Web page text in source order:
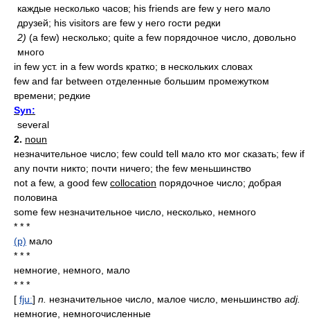
каждые несколько часов; his friends are few у него мало
друзей; his visitors are few у него гости редки
2) (а few) несколько; quite a few порядочное число, довольно
много
in few уст. in a few words кратко; в нескольких словах
few and far between отделенные большим промежутком
времени; редкие
Syn:
several
2. noun
незначительное число; few could tell мало кто мог сказать; few if
any почти никто; почти ничего; the few меньшинство
not a few, a good few collocation порядочное число; добрая
половина
some few незначительное число, несколько, немного
* * *
(p) мало
* * *
немногие, немного, мало
* * *
[ fjuː] n. незначительное число, малое число, меньшинство adj.
немногие, немногочисленные